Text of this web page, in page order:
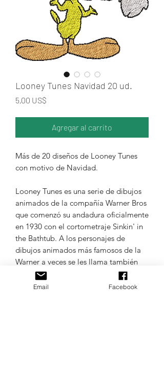
Looney Tunes Navidad 20 ud.
5,00 US$
Agregar al carrito
Más de 20 diseños de Looney Tunes
con motivo de Navidad.
Looney Tunes es una serie de dibujos
animados de la compañía Warner Bros
que comenzó su andadura oficialmente
en 1930 con el cortometraje Sinkin' in
the Bathtub. A los personajes de
dibujos animados más famosos de la
Warner a veces se les llama también
Looney Toons, sobre todo en
conjunto.
Email Facebook